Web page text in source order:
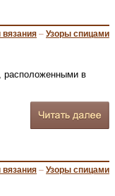
вязания – Узоры спицами
расположенными в
вязания – Узоры спицами